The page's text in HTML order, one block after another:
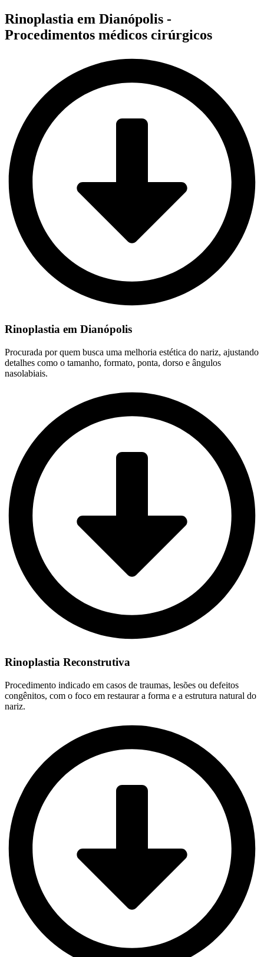
Rinoplastia em Dianópolis -
Procedimentos médicos cirúrgicos
Rinoplastia em Dianópolis
Procurada por quem busca uma melhoria estética do nariz, ajustando
detalhes como o tamanho, formato, ponta, dorso e ângulos
nasolabiais.
Rinoplastia Reconstrutiva
Procedimento indicado em casos de traumas, lesões ou defeitos
congênitos, com o foco em restaurar a forma e a estrutura natural do
nariz.